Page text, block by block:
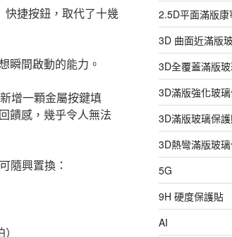
快捷按鈕，取代了十幾
瞬間啟動的能力。
增一顆金屬按鍵填
饋感，幾乎令人無法
隨興置換：
2.5D平面滿版
3D 曲面近滿版
3D全覆蓋滿版
3D滿版強化玻
3D滿版玻璃保
3D熱彎滿版玻
5G
9H 硬度保護貼
AI